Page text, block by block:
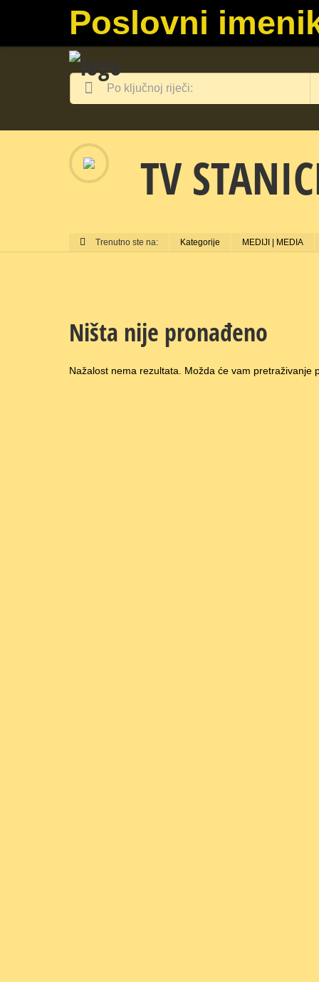
Poslovni
TV
Trenutno ste na: Kategorije MEDIJI | MEDIA
Ništa nije pronađeno
Nažalost nema rezultata. Možda će vam pretraživanje